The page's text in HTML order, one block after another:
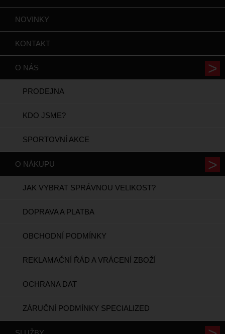
NOVINKY
KONTAKT
O NÁS
PRODEJNA
KDO JSME?
SPORTOVNÍ AKCE
O NÁKUPU
JAK VYBRAT SPRÁVNOU VELIKOST?
DOPRAVA A PLATBA
OBCHODNÍ PODMÍNKY
REKLAMAČNÍ ŘÁD A VRÁCENÍ ZBOŽÍ
OCHRANA DAT
ZÁRUČNÍ PODMÍNKY SPECIALIZED